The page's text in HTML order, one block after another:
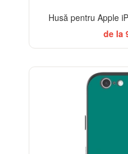
Husă pentru Apple
de la